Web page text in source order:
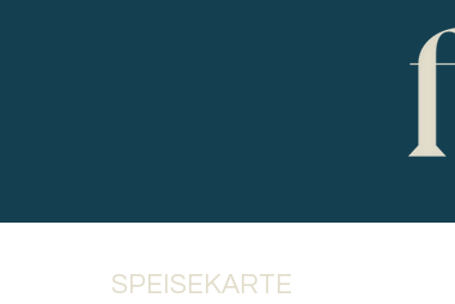
SPEISEKARTE